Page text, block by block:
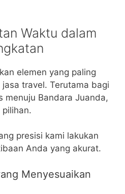
Waktu dalam
elemen yang paling
travel. Terutama bagi
menuju Bandara Juanda,
presisi kami lakukan
Anda yang akurat.
Menyesuaikan